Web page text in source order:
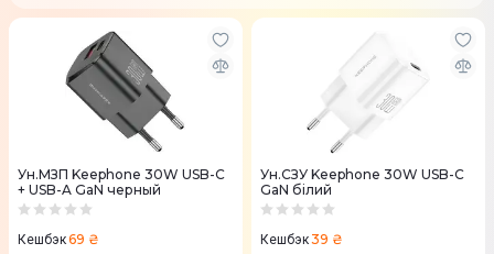
Ун.МЗП Keephone 30W USB-C
+ USB-A GaN черный
Кешбэк69 ₴
Ун.СЗУ Keephone 30W USB-C
GaN бiлий
Кешбэк39 ₴